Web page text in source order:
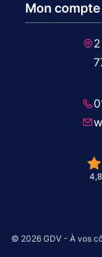
Mon compte
© 2026 GDV - À vos